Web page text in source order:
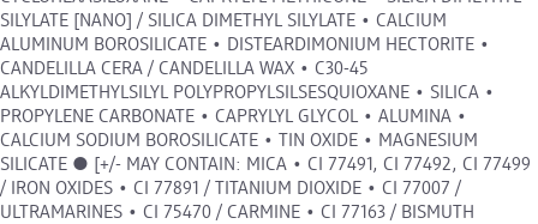
SILYLATE [NANO] / SILICA DIMETHYL SILYLATE • CALCIUM
ALUMINUM BOROSILICATE • DISTEARDIMONIUM HECTORITE •
CANDELILLA CERA / CANDELILLA WAX • C30-45
ALKYLDIMETHYLSILYL POLYPROPYLSILSESQUIOXANE • SILICA •
PROPYLENE CARBONATE • CAPRYLYL GLYCOL • ALUMINA •
CALCIUM SODIUM BOROSILICATE • TIN OXIDE • MAGNESIUM
SILICATE ● [+/- MAY CONTAIN: MICA • CI 77491, CI 77492, CI 77499
/ IRON OXIDES • CI 77891 / TITANIUM DIOXIDE • CI 77007 /
ULTRAMARINES • CI 75470 / CARMINE • CI 77163 / BISMUTH